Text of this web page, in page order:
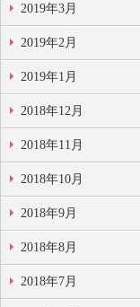
2019年3月
2019年2月
2019年1月
2018年12月
2018年11月
2018年10月
2018年9月
2018年8月
2018年7月